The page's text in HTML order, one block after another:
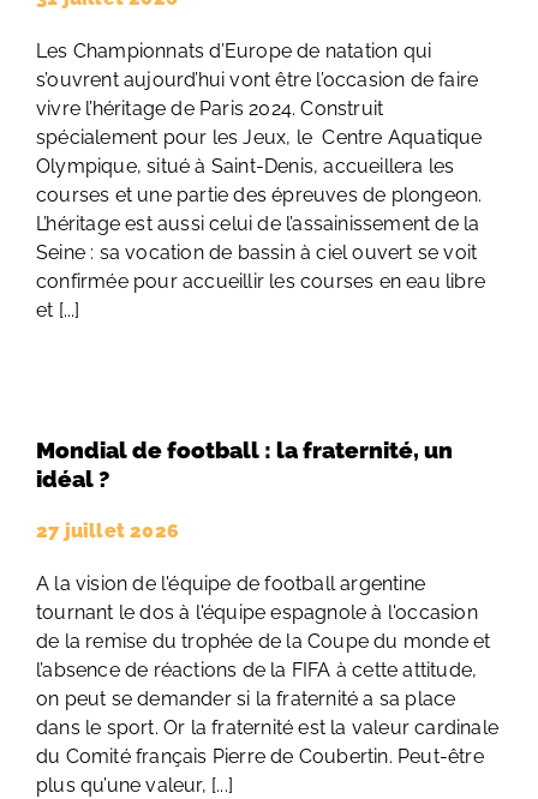
Les Championnats d’Europe de natation qui
s’ouvrent aujourd’hui vont être l’occasion de faire
vivre l’héritage de Paris 2024. Construit
spécialement pour les Jeux, le Centre Aquatique
Olympique, situé à Saint-Denis, accueillera les
courses et une partie des épreuves de plongeon.
L’héritage est aussi celui de l’assainissement de la
Seine : sa vocation de bassin à ciel ouvert se voit
confirmée pour accueillir les courses en eau libre
et [...]
Mondial de football : la fraternité, un
idéal ?
27 juillet 2026
A la vision de l'équipe de football argentine
tournant le dos à l'équipe espagnole à l'occasion
de la remise du trophée de la Coupe du monde et
l’absence de réactions de la FIFA à cette attitude,
on peut se demander si la fraternité a sa place
dans le sport. Or la fraternité est la valeur cardinale
du Comité français Pierre de Coubertin. Peut-être
plus qu’une valeur, [...]